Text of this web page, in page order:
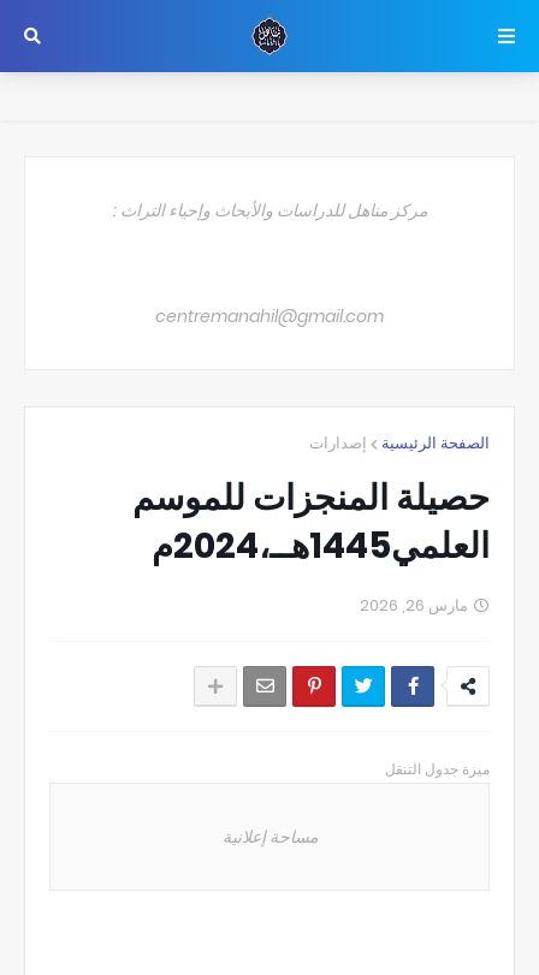
مركز مناهل للدراسات والأبحاث وإحياء التراث :
centremanahil@gmail.com
الصفحة الرئيسية إصدارات
حصيلة المنجزات للموسم
العلمي1445هــ،2024م
مارس 26, 2026
ميزة جدول التنقل
مساحة إعلانية